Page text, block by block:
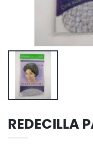
REDECILLA